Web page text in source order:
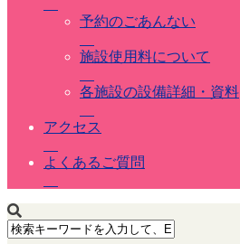
予約のごあんない
施設使用料について
各施設の設備詳細・資料
アクセス
よくあるご質問